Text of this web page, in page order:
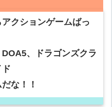
クションゲームばっ
、ドラゴンズクラ
な！！